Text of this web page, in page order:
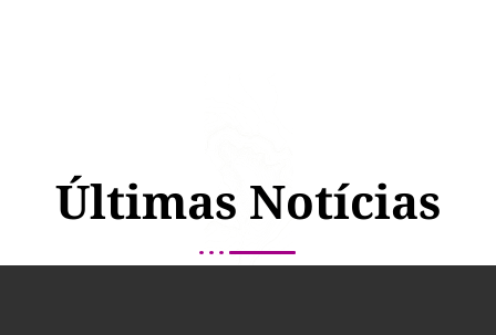
Últimas Notícias